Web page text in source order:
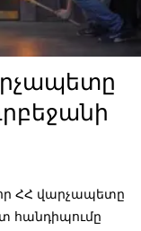
ՀՀ վարչապետը
հանդիպումը